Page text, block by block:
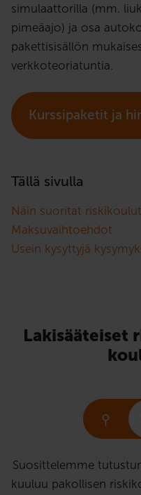
simulaattorilla (mm.
pimeäajo) ja osa
pakettisisällön
verkkoteoriatuntia.
Kurssipaketit ja
Tällä sivulla
Näin suoritat
Maksuvaihtoehdot
Usein kysyttyjä
Lakisääteiset
Suosittelemme
kuuluu pakollisen